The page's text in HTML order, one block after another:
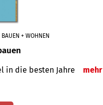
BAUEN + WOHNEN
in die besten Jahre mehr